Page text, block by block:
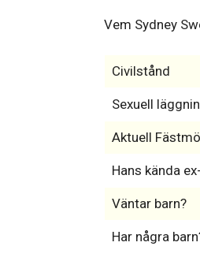
Vem Sydney
Civilstånd
Sexuell
Aktuell
Hans kända
Väntar barn?
Har några